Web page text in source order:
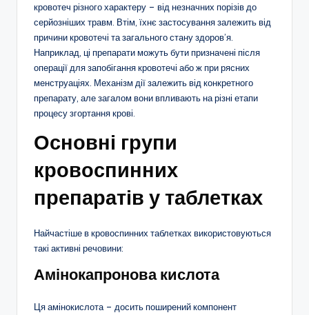
кровотеч різного характеру – від незначних порізів до
серйозніших травм. Втім, їхнє застосування залежить від
причини кровотечі та загального стану здоров’я.
Наприклад, ці препарати можуть бути призначені після
операції для запобігання кровотечі або ж при рясних
менструаціях. Механізм дії залежить від конкретного
препарату, але загалом вони впливають на різні етапи
процесу згортання крові.
Основні групи
кровоспинних
препаратів у таблетках
Найчастіше в кровоспинних таблетках використовуються
такі активні речовини:
Амінокапронова кислота
Ця амінокислота – досить поширений компонент